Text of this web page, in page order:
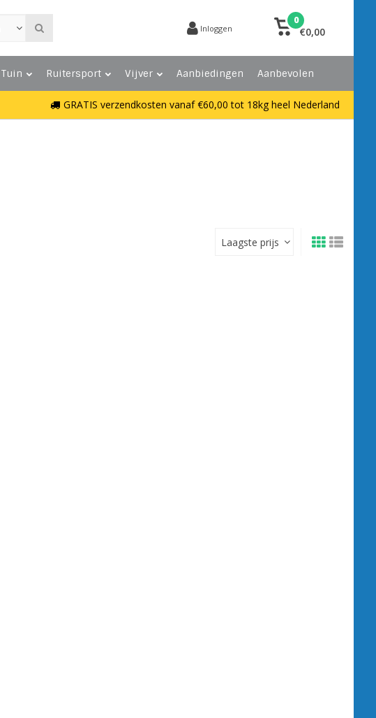
Inloggen
0
€0,00
Tuin Ruitersport Vijver Aanbiedingen Aanbevolen
GRATIS verzendkosten vanaf €60,00 tot 18kg heel Nederland
Laagste prijs